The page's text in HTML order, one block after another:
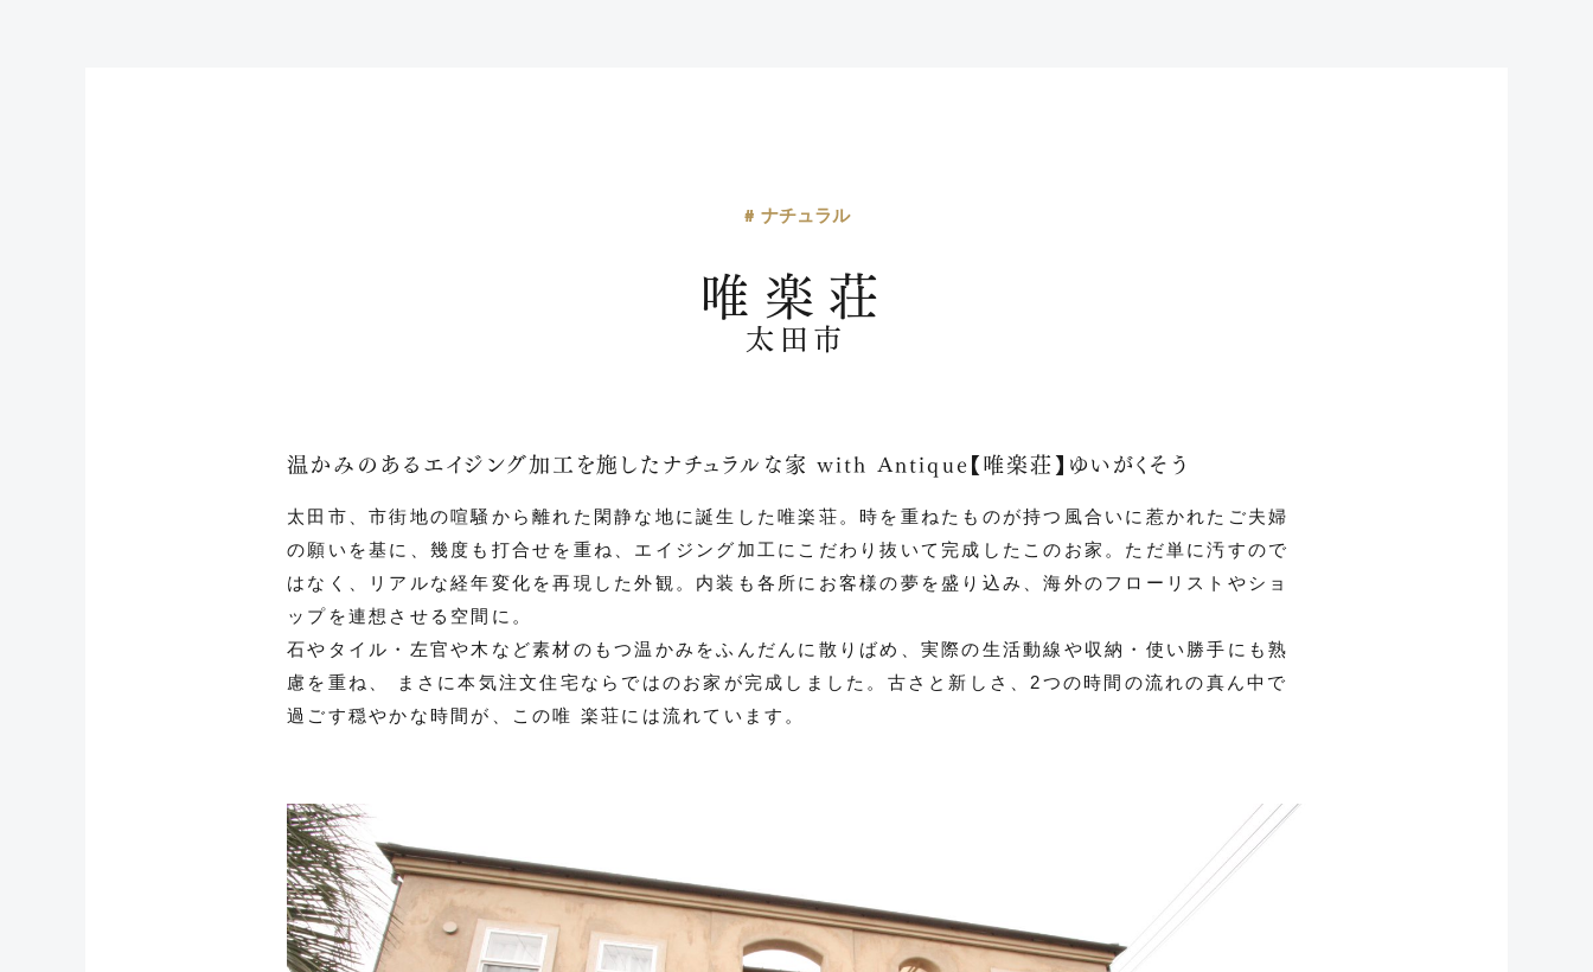
# ナチュラル
唯楽荘
太田市
温かみのあるエイジング加工を施したナチュラルな家 with Antique【唯楽荘】ゆいがくそう
太田市、市街地の喧騒から離れた閑静な地に誕生した唯楽荘。時を重ねたものが持つ風合いに惹かれたご夫婦
の願いを基に、幾度も打合せを重ね、エイジング加工にこだわり抜いて完成したこのお家。ただ単に汚すので
はなく、リアルな経年変化を再現した外観。内装も各所にお客様の夢を盛り込み、海外のフローリストやショ
ップを連想させる空間に。
石やタイル・左官や木など素材のもつ温かみをふんだんに散りばめ、実際の生活動線や収納・使い勝手にも熟
慮を重ね、 まさに本気注文住宅ならではのお家が完成しました。古さと新しさ、2つの時間の流れの真ん中で
過ごす穏やかな時間が、この唯 楽荘には流れています。